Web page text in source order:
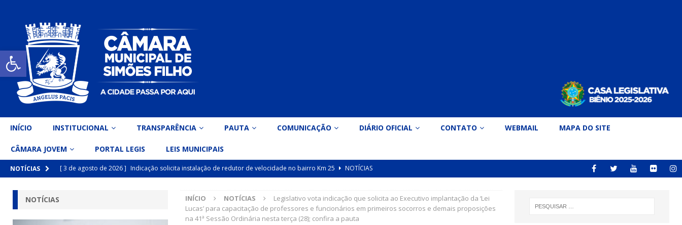
Open toolbar
INÍCIO INSTITUCIONAL TRANSPARÊNCIA PAUTA COMUNICAÇÃO DIÁRIO OFICIAL CONTATO WEBMAIL MAPA DO SITE
CÂMARA JOVEM PORTAL LEGIS LEIS MUNICIPAIS
NOTÍCIAS [ 3 de agosto de 2026 ] Indicação solicita instalação de redutor de velocidade no bairro Km 25
NOTÍCIAS
[ 15 de julho de 2026 ] Vereador Belo Gazineu apresenta Indicação nº 089/2026 para implantação de ginásio de esportes em
INÍCIO NOTÍCIAS
Legislativo vota indicação que solicita ao Executivo implantação da ‘Lei
Lucas’ para capacitação de professores e funcionários em primeiros socorros e demais proposições
na 41ª Sessão Ordinária nesta terça (28); confira a pauta
NOTÍCIAS